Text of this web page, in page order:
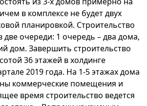
в комплексе не будет двух
планировкой. Строительство
две очереди: 1 очередь – два дома,
дом. Завершить строительство
36 этажей в холдинге
2019 года. На 1-5 этажах дома
коммерческие помещения и
время строительство ведется